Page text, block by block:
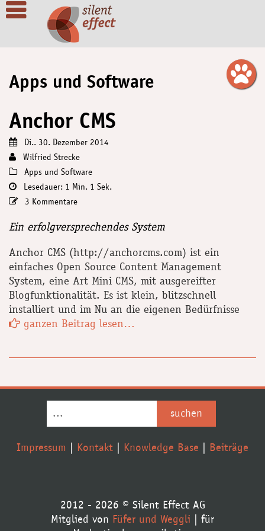
Apps und Software
Anchor CMS
Di.. 30. Dezember 2014
Wilfried Strecke
Apps und Software
Lesedauer: 1 Min. 1 Sek.
3 Kommentare
Ein erfolgversprechendes System
Anchor CMS (http://anchorcms.com) ist ein
einfaches Open Source Content Management
System, eine Art Mini CMS, mit ausgereifter
Blogfunktionalität. Es ist klein, blitzschnell
installiert und im Nu an die eigenen Bedürfnisse
ganzen Beitrag lesen…
Impressum Kontakt Knowledge Base Beiträge
2012 - 2026 © Silent Effect AG
Mitglied von Füfer und Weggli | für